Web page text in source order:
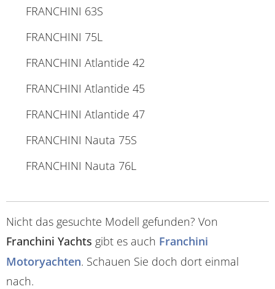
FRANCHINI 63S
FRANCHINI 75L
FRANCHINI Atlantide 42
FRANCHINI Atlantide 45
FRANCHINI Atlantide 47
FRANCHINI Nauta 75S
FRANCHINI Nauta 76L
Nicht das gesuchte Modell gefunden? Von
Franchini Yachts gibt es auch Franchini
Motoryachten. Schauen Sie doch dort einmal
nach.